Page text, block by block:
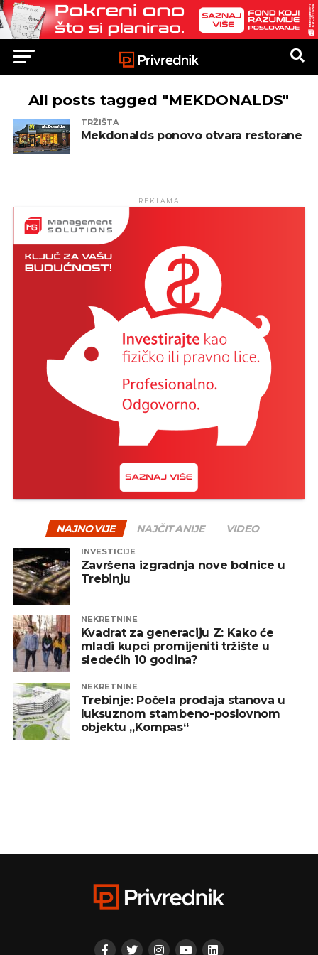
All posts tagged "MEKDONALDS"
TRŽIŠTA
Mekdonalds ponovo otvara restorane
REKLAMA
NAJNOVIJE NAJČITANIJE VIDEO
INVESTICIJE
Završena izgradnja nove bolnice u
Trebinju
NEKRETNINE
Kvadrat za generaciju Z: Kako će
mladi kupci promijeniti tržište u
sledećih 10 godina?
NEKRETNINE
Trebinje: Počela prodaja stanova u
luksuznom stambeno-poslovnom
objektu „Kompas“